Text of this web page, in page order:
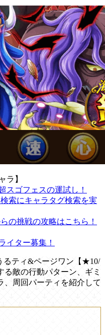
ラ】
スゴフェスの運試し！
索にキャラタグ検索を実
の挑戦の攻略はこちら！
イター募集！
るティ&ページワン【★10/
敵の行動パターン、ギミ
、周回パーティを紹介して